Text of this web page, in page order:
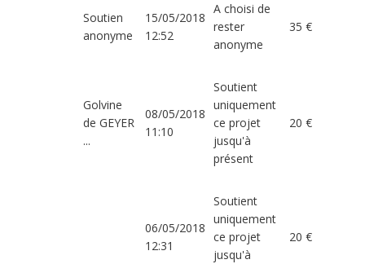
Soutien
anonyme
15/05/2018
12:52
A choisi de
rester
anonyme
35 €
Golvine
de GEYER
...
08/05/2018
11:10
Soutient
uniquement
ce projet
jusqu'à
présent
20 €
06/05/2018
12:31
Soutient
uniquement
ce projet
jusqu'à
20 €